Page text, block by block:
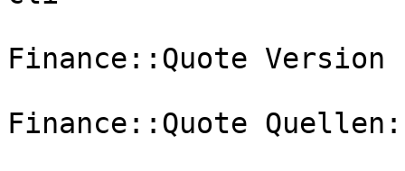
Finance::Quote Version
Finance::Quote Quellen: